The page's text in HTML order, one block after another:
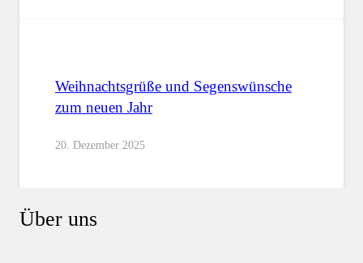
Weihnachtsgrüße und Segenswünsche
zum neuen Jahr
20. Dezember 2025
Über uns